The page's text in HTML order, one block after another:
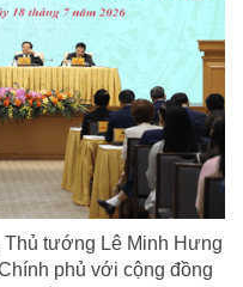
Thủ tướng Lê Minh Hưng
phủ với cộng đồng